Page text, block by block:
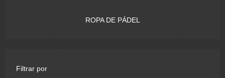
ROPA DE PÁDEL
Filtrar por